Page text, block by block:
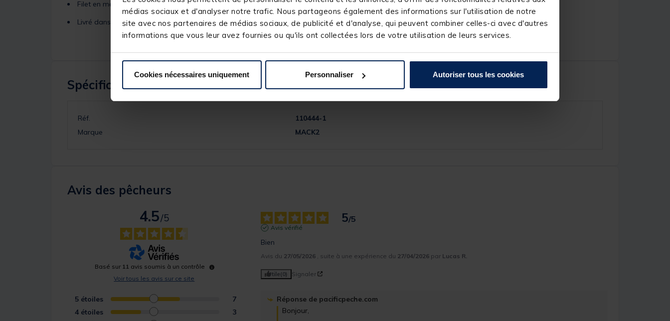
médias sociaux et d'analyser notre trafic. Nous partageons également des informations sur l'utilisation de notre
site avec nos partenaires de médias sociaux, de publicité et d'analyse, qui peuvent combiner celles-ci avec d'autres
informations que vous leur avez fournies ou qu'ils ont collectées lors de votre utilisation de leurs services.
Cookies nécessaires uniquement Personnaliser Autoriser tous les cookies
Filet en mesh renforcé.
Livré dans une housse anti odeur
Spécifications
Réf.
110444-1
Marque
MACK2
Avis des pêcheurs
4.5
/5
Basé sur 11 avis soumis à un contrôle
Voir tous les avis sur ce site
5 étoiles
7
4 étoiles
3
5/5
Avis vérifié
Bien
Avis du 27/05/2026 , suite à une expérience du 27/04/2026 par Lucas R.
Utile(0) Signaler
Réponse de pacificpeche.com
Bonjour,